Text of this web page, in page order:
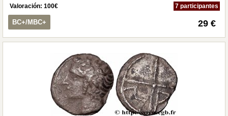
Valoración: 100€ 7 participantes
BC+/MBC+ 29 €